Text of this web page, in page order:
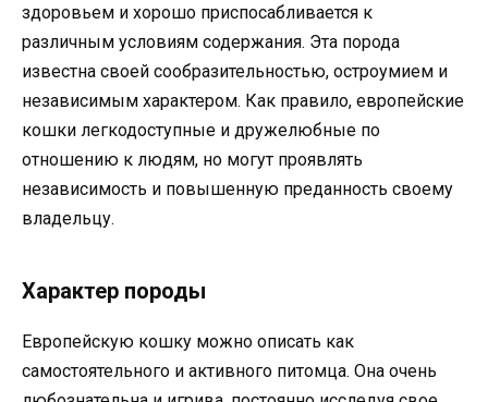
здоровьем и хорошо приспосабливается к
различным условиям содержания. Эта порода
известна своей сообразительностью, остроумием и
независимым характером. Как правило, европейские
кошки легкодоступные и дружелюбные по
отношению к людям, но могут проявлять
независимость и повышенную преданность своему
владельцу.
Характер породы
Европейскую кошку можно описать как
самостоятельного и активного питомца. Она очень